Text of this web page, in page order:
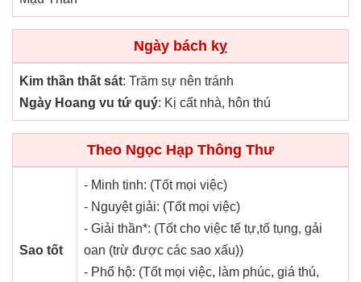
Ngày bách kỵ
Kim thần thất sát: Trăm sự nên tránh
Ngày Hoang vu tứ quý: Kị cất nhà, hôn thú
Theo Ngọc Hạp Thông Thư
Sao tốt
- Minh tinh: (Tốt mọi việc)
- Nguyệt giải: (Tốt mọi việc)
- Giải thần*: (Tốt cho việc tế tự,tố tụng, gải
oan (trừ được các sao xấu))
- Phổ hộ: (Tốt mọi việc, làm phúc, giá thú,